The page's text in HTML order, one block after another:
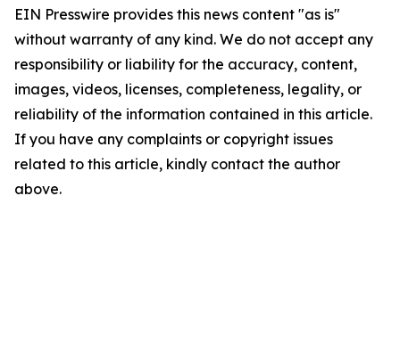
EIN Presswire provides this news content "as is"
without warranty of any kind. We do not accept any
responsibility or liability for the accuracy, content,
images, videos, licenses, completeness, legality, or
reliability of the information contained in this article.
If you have any complaints or copyright issues
related to this article, kindly contact the author
above.